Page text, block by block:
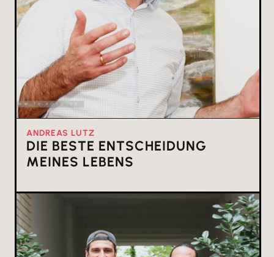
ANDREAS LUTZ
DIE BESTE ENTSCHEIDUNG
MEINES LEBENS